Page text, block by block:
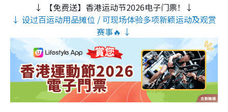
↓ 【免费送】香港运动节2026电子门票！↓
↓ 设过百运动用品摊位 / 可现场体验多项新颖运动及观赏
赛事🔥 ↓